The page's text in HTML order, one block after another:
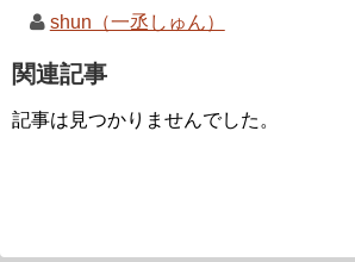
shun（一丞しゅん）
関連記事
記事は見つかりませんでした。